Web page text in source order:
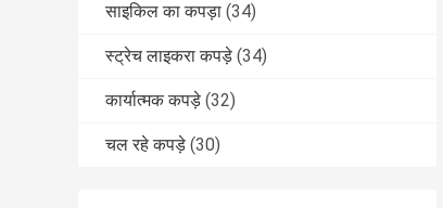
साइकिल का कपड़ा (34)
स्ट्रेच लाइकरा कपड़े (34)
कार्यात्मक कपड़े (32)
चल रहे कपड़े (30)